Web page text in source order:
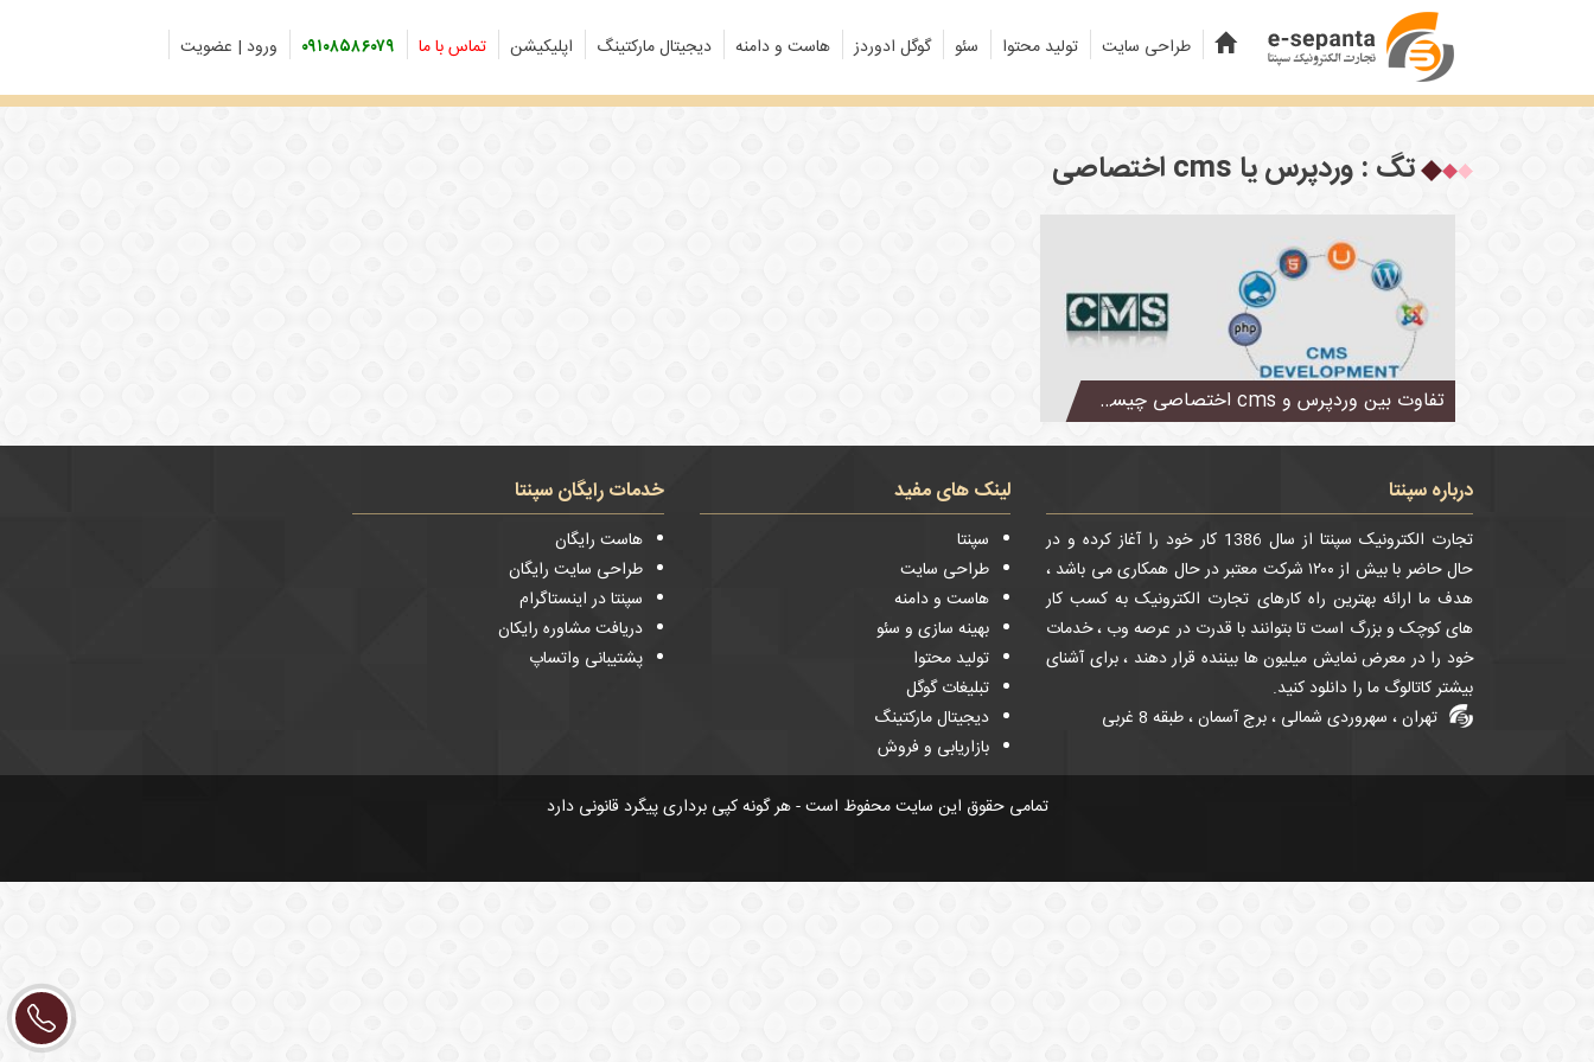
طراحی سایت تولید محتوا سئو گوگل ادوردز هاست و دامنه دیجیتال مارکتینگ اپلیکیشن تماس با ما ۰۹۱۰۸۵۸۶۰۷۹ ورود | عضویت
تگ : وردپرس یا cms اختصاصی
تفاوت بین وردپرس و cms اختصاصی چیست؟
درباره سپنتا
تجارت الکترونیک سپنتا از سال 1386 کار خود را آغاز کرده و در
حال حاضر با بیش از ۱۲۰۰ شرکت معتبر در حال همکاری می باشد ،
هدف ما ارائه بهترین راه کارهای تجارت الکترونیک به کسب کار
های کوچک و بزرگ است تا بتوانند با قدرت در عرصه وب ، خدمات
خود را در معرض نمایش میلیون ها بیننده قرار دهند ، برای آشنای
بیشتر کاتالوگ ما را دانلود کنید.
تهران ، سهروردی شمالی ، برج آسمان ، طبقه 8 غربی
لینک های مفید
سپنتا
طراحی سایت
هاست و دامنه
بهینه سازی و سئو
تولید محتوا
تبلیغات گوگل
دیجیتال مارکتینگ
بازاریابی و فروش
خدمات رایگان سپنتا
هاست رایگان
طراحی سایت رایگان
سپنتا در اینستاگرام
دریافت مشاوره رایکان
پشتیبانی واتساپ
تمامی حقوق این سایت محفوظ است - هر گونه کپی برداری پیگرد قانونی دارد